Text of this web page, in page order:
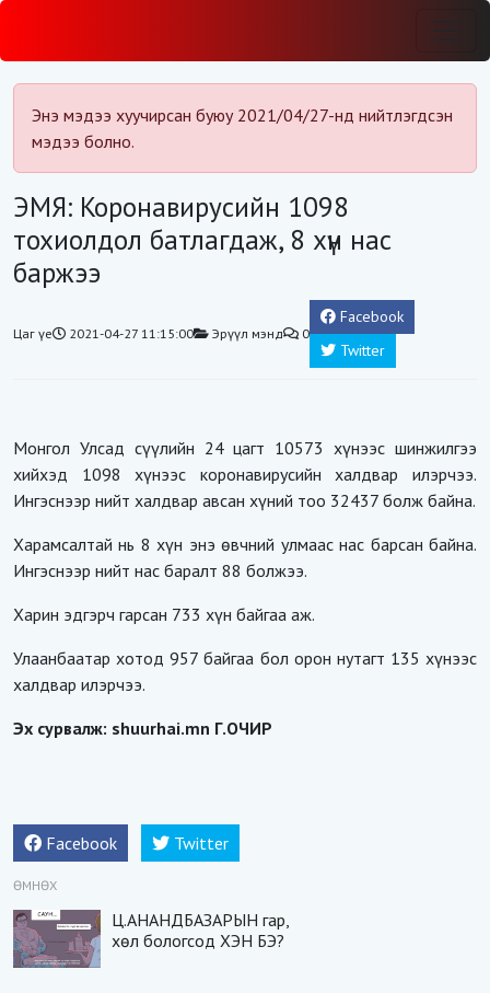
Энэ мэдээ хуучирсан буюу 2021/04/27-нд нийтлэгдсэн
мэдээ болно.
ЭМЯ: Коронавирусийн 1098
тохиолдол батлагдаж, 8 хүн нас
баржээ
Цаг үе 2021-04-27 11:15:00 Эрүүл мэнд 0
Facebook
Twitter
Монгол Улсад сүүлийн 24 цагт 10573 хүнээс шинжилгээ
хийхэд 1098 хүнээс коронавирусийн халдвар илэрчээ.
Ингэснээр нийт халдвар авсан хүний тоо 32437 болж байна.
Харамсалтай нь 8 хүн энэ өвчний улмаас нас барсан байна.
Ингэснээр нийт нас баралт 88 болжээ.
Харин эдгэрч гарсан 733 хүн байгаа аж.
Улаанбаатар хотод 957 байгаа бол орон нутагт 135 хүнээс
халдвар илэрчээ.
Эх сурвалж: shuurhai.mn Г.ОЧИР
Facebook Twitter
ӨМНӨХ
Ц.АНАНДБАЗАРЫН гар,
хөл бологсод ХЭН БЭ?